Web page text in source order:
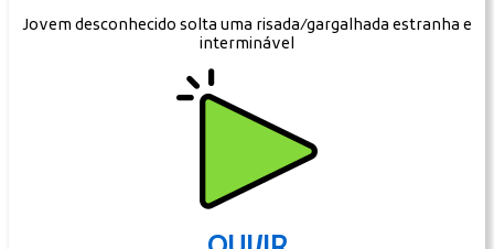
Jovem desconhecido solta uma risada/gargalhada estranha e
interminável